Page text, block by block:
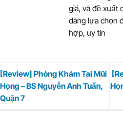
giá, và đề xuất
dàng lựa chọn
hợp, uy tín
[Review] Phòng Khám Tai Mũi
Họng – BS Nguyễn Anh Tuấn,
Quận 7